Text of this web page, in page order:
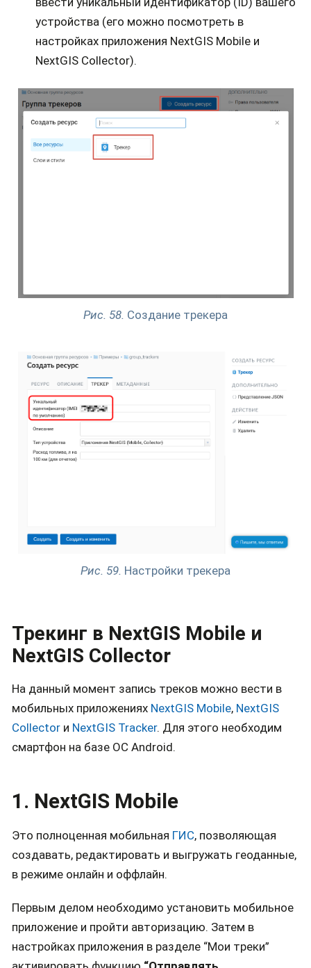
устройства (его можно посмотреть в
настройках приложения NextGIS Mobile и
NextGIS Collector).
Рис. 58. Создание трекера
Рис. 59. Настройки трекера
Трекинг в NextGIS Mobile и
NextGIS Collector
На данный момент запись треков можно вести в
мобильных приложениях NextGIS Mobile, NextGIS
Collector и NextGIS Tracker. Для этого необходим
смартфон на базе ОС Android.
1. NextGIS Mobile
Это полноценная мобильная ГИС, позволяющая
создавать, редактировать и выгружать геоданные,
в режиме онлайн и оффлайн.
Первым делом необходимо установить мобильное
приложение и пройти авторизацию. Затем в
настройках приложения в разделе “Мои треки”